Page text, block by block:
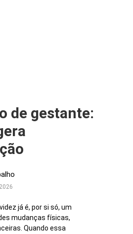
de gestante:
já é, por si só, um
mudanças físicas,
Quando essa